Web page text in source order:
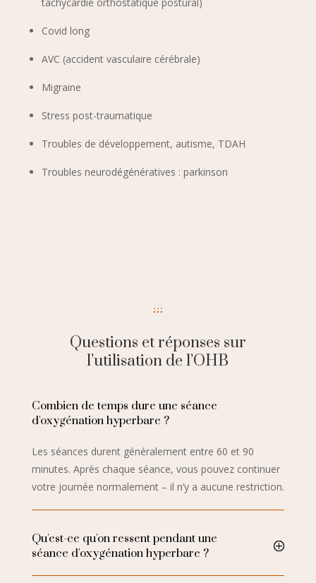
Covid long
AVC (accident vasculaire cérébrale)
Migraine
Stress post-traumatique
Troubles de développement, autisme, TDAH
Troubles neurodégénératives : parkinson
Questions et réponses sur
l’utilisation de l’OHB
Combien de temps dure une séance
d'oxygénation hyperbare ?
Les séances durent généralement entre 60 et 90
minutes. Après chaque séance, vous pouvez continuer
votre journée normalement – il n’y a aucune restriction.
Qu'est-ce qu'on ressent pendant une
séance d'oxygénation hyperbare ?